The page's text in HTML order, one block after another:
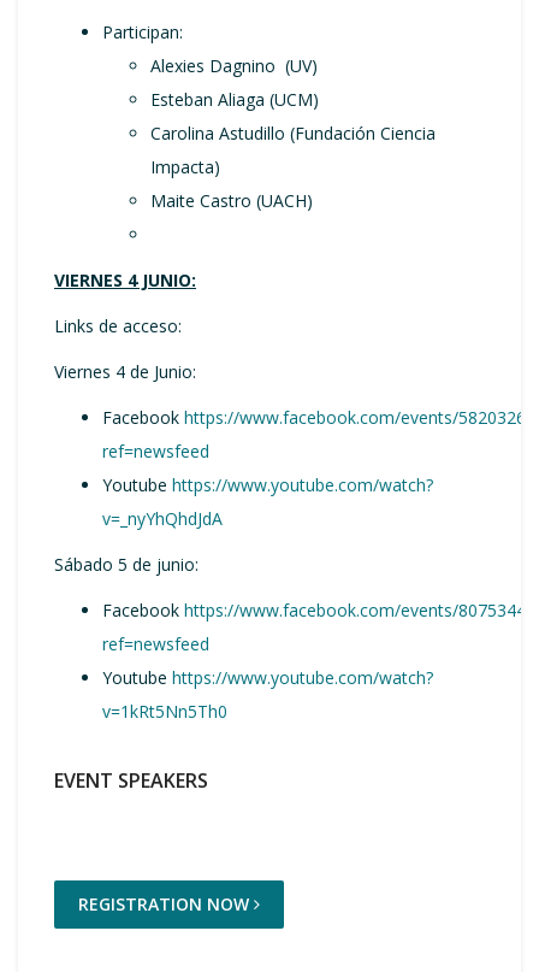
Participan:
Alexies Dagnino (UV)
Esteban Aliaga (UCM)
Carolina Astudillo (Fundación Ciencia
Impacta)
Maite Castro (UACH)
VIERNES 4 JUNIO:
Links de acceso:
Viernes 4 de Junio:
Facebook https://www.facebook.com/events/
ref=newsfeed
Youtube https://www.youtube.com/watch?
v=_nyYhQhdJdA
Sábado 5 de junio:
Facebook https://www.facebook.com/events/
ref=newsfeed
Youtube https://www.youtube.com/watch?
v=1kRt5Nn5Th0
EVENT SPEAKERS
REGISTRATION NOW